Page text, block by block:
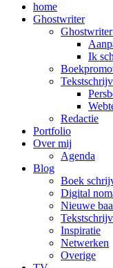
home
Ghostwriter
Ik
Redactie
Portfolio
Over mij
Agenda
Blog
Boek
Digital
Nieuwe
Inspiratie
Netwerken
Overige